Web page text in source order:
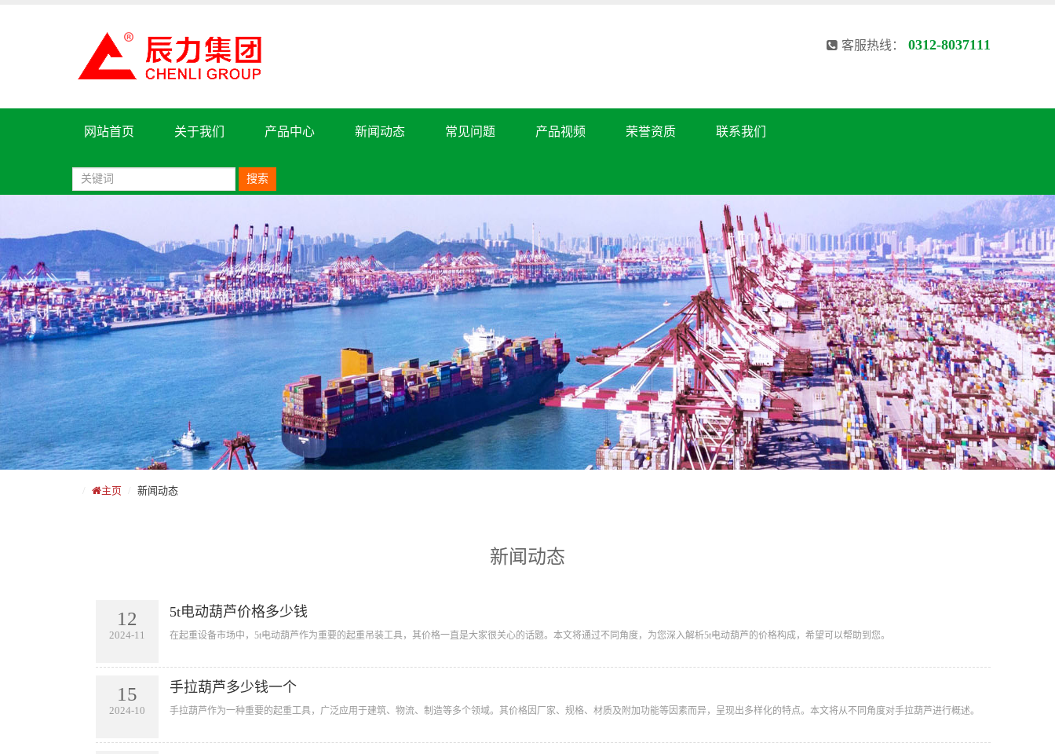
客服热线： 0312-8037111
网站首页 关于我们 产品中心 新闻动态 常见问题 产品视频 荣誉资质 联系我们
搜索
主页 新闻动态
新闻动态
12
2024-11
5t电动葫芦价格多少钱
​在起重设备市场中，5t电动葫芦作为重要的起重吊装工具，其价格一直是大家很关心的话题。本文将通过不同角度，为您深入解析5t电动葫芦的价格构成，希望可以帮助到您。
15
2024-10
手拉葫芦多少钱一个
​手拉葫芦作为一种重要的起重工具，广泛应用于建筑、物流、制造等多个领域。其价格因厂家、规格、材质及附加功能等因素而异，呈现出多样化的特点。本文将从不同角度对手拉葫芦进行概述。